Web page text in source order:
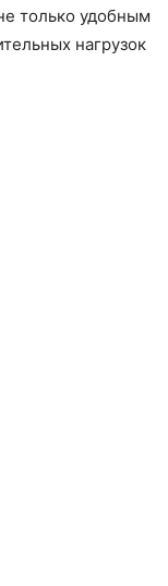
только удобным
нагрузок